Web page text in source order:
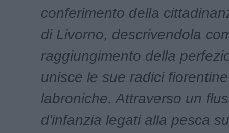
conferimento della
di Livorno, descrivendola
raggiungimento della
unisce le sue radici
labroniche. Attraverso un
d'infanzia legati alla pesca